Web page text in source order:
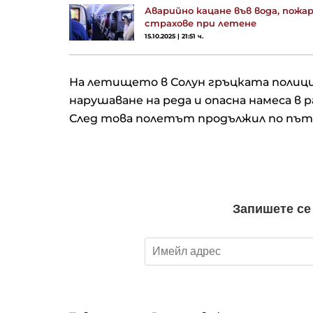
Аварийно кацане във вода,
страхове при летене
15.10.2025 | 21:51 ч.
На летището в Солун гръцката
нарушаване на реда и опасна намеса в
След това полетът продължил по